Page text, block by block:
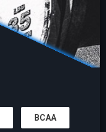
BCAA